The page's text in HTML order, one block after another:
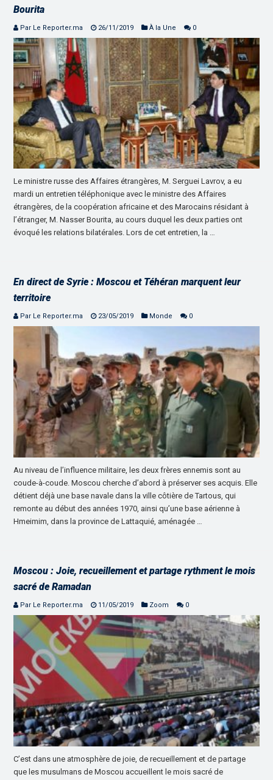
Bourita
Par Le Reporter.ma 26/11/2019 À la Une 0
Le ministre russe des Affaires étrangères, M. Serguei Lavrov, a eu
mardi un entretien téléphonique avec le ministre des Affaires
étrangères, de la coopération africaine et des Marocains résidant à
l’étranger, M. Nasser Bourita, au cours duquel les deux parties ont
évoqué les relations bilatérales. Lors de cet entretien, la …
En direct de Syrie : Moscou et Téhéran marquent leur
territoire
Par Le Reporter.ma 23/05/2019 Monde 0
Au niveau de l’influence militaire, les deux frères ennemis sont au
coude-à-coude. Moscou cherche d’abord à préserver ses acquis. Elle
détient déjà une base navale dans la ville côtière de Tartous, qui
remonte au début des années 1970, ainsi qu’une base aérienne à
Hmeimim, dans la province de Lattaquié, aménagée …
Moscou : Joie, recueillement et partage rythment le mois
sacré de Ramadan
Par Le Reporter.ma 11/05/2019 Zoom 0
C’est dans une atmosphère de joie, de recueillement et de partage
que les musulmans de Moscou accueillent le mois sacré de